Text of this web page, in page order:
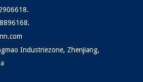
Industriezone, Zhenjiang,